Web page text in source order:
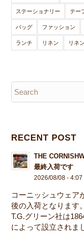
ステーショナリー テー
バッグ ファッション
ランチ リネン リネ
RECENT POST
THE
最終入荷です
2026/08/08 - 4:07
コーニッシュウェア
後の入荷となります
T.G.グリーン社は
によって設立されま